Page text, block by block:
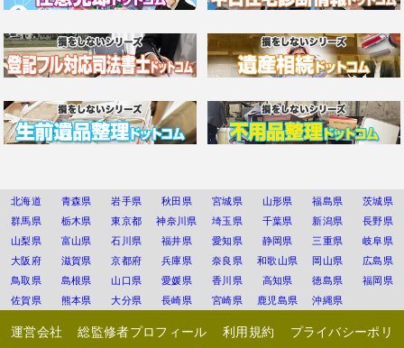
北海道 青森県 岩手県 秋田県 宮城県 山形県 福島県
茨城県
群馬県
栃木県 東京都 神奈川県 埼玉県 千葉県 新潟県
長野県
山梨県
富山県 石川県 福井県 愛知県 静岡県 三重県
岐阜県
大阪府
滋賀県 京都府 兵庫県 奈良県 和歌山県 岡山県
広島県
鳥取県
島根県 山口県 愛媛県 香川県 高知県 徳島県
福岡県
佐賀県
熊本県 大分県 長崎県 宮崎県 鹿児島県 沖縄県
運営会社 総監修者プロフィール 利用規約
プライバシーポリ